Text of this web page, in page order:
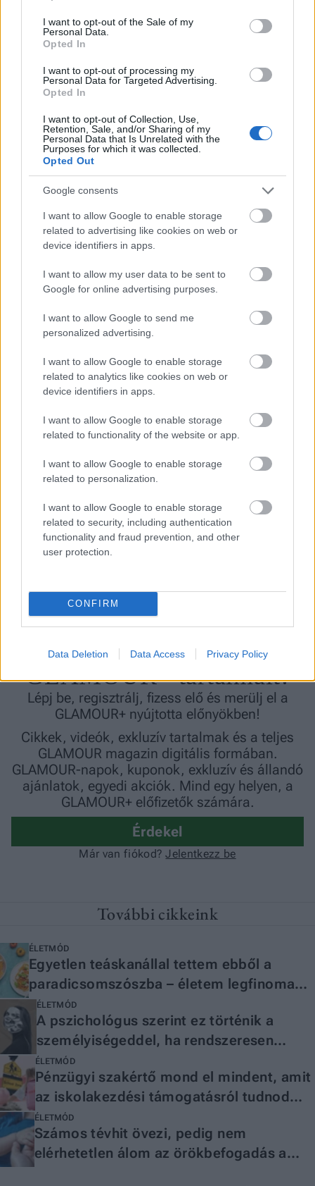
use your data for below specified purposes in below Google
consent section.
I want to opt-out of the Sale of my
Personal Data.
Opted In
I want to opt-out of processing my
Personal Data for Targeted Advertising.
Opted In
I want to opt-out of Collection, Use,
Retention, Sale, and/or Sharing of my
Personal Data that Is Unrelated with the
Purposes for which it was collected.
Opted Out
Google consents
I want to allow Google to enable storage
related to advertising like cookies on web or
device identifiers in apps.
I want to allow my user data to be sent to
Google for online advertising purposes.
I want to allow Google to send me
personalized advertising.
I want to allow Google to enable storage
related to analytics like cookies on web or
device identifiers in apps.
I want to allow Google to enable storage
related to functionality of the website or app.
I want to allow Google to enable storage
related to personalization.
I want to allow Google to enable storage
related to security, including authentication
functionality and fraud prevention, and other
user protection.
CONFIRM
Data Deletion Data Access Privacy Policy
kijelölni a saját határaidat a fengsuj
segítségével
3. Fast-fashion vs. turkáló
Mindenkinek van egy ismerőse, aki az összes
kincset megtalálja aturkálókban
hogy ez egy adottság, amit az önéletrajzba is be
kell írni. Nem gond, ha neked nem megy. Biztos,
hogy a turkáló-gurunak is van néhány plázában
vásárolt cipője.
4. #vegyélhazait
A hazai ananászültetvényeken nem az igazi a
gyümölcs íze, ugye?Ha teheted, étkezz
szezonálisan, vásárolj helyi termelőktől - de nem
kókusztejjel készíted a curry-s csirkédet.
További cikkeink
ÉLETMÓD
Egyetlen teáskanállal tettem ebből a
paradicsomszószba – életem legfinomabb
étele lett a végeredmény
ÉLETMÓD
A pszichológus szerint ez történik a
személyiségeddel, ha rendszeresen
hazudsz
ÉLETMÓD
Pénzügyi szakértő mond el mindent, amit
az iskolakezdési támogatásról tudnod
kell
ÉLETMÓD
Számos tévhit övezi, pedig nem
elérhetetlen álom az örökbefogadás a
szakértő szerint